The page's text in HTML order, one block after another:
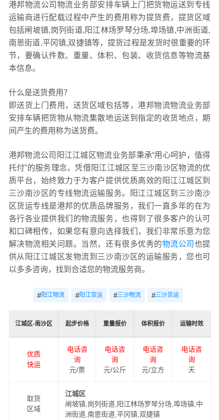
港邦物流公司物流业务部安排车辆上门把货物运送到专线
运输商进行配载过程中产生的费用称为提货费，提货区域
包括闸坡镇,岗列街道,阳江林场罗琴分场,埠场镇,中洲街道,
南恩街道,平冈镇,双捷镇等，提货过程是发货时很重要的环
节，要确认件数、重量、体积、包装、收货信息等物流基
本信息。
什么是送货费用？
即送货上门费用，送货区域包括等，港邦物流物流业务部
安排车辆把货物从物流集散地运送到指定的收货地点，期
间产生的费用称为送货费。
港邦物流公司阳江江城区物流业务部秉承“用心呵护，值得
托付”的服务理念，凭借阳江江城区至三沙南沙区物流的优
质平台，始终致力于为客户提供优质高效的阳江江城区到
三沙南沙区的专线物流运输服务。阳江江城区到三沙南沙
区货运专线是港邦的优质品牌服务，我们一直多年的在为
各行各业提供我们的物流服务，也得到了很多客户的认可
和口碑相传，如果您有意向选择我们，我们非常乐意为您
解决物流相关问题。当然，还有很多优秀的物流公司 也提
供从阳江江城区发物流到三沙南沙区的运输服务，您也可
以多多咨询，找到合适您的物流服务商。
#阳江物流 #阳江货运 #三沙物流 #三沙货运
江城区-南沙区 起步价格 重量报价 体积报价 运输时效
优质
快运
电话咨
询
元/票
电话咨
询
元/公斤
电话咨
询
元/立方
电话咨
询
天
取货
区域
江城区
闸坡镇,岗列街道,阳江林场罗琴分场,埠场镇,中
洲街道,南恩街道,平冈镇,双捷镇